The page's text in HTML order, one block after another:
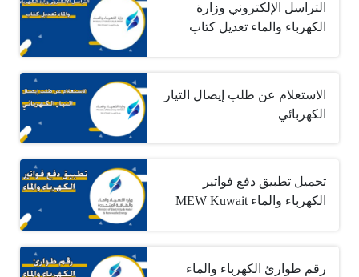
التراسل الإلكتروني وزارة
الكهرباء والماء تعديل كتاب
الاستعلام عن طلب إيصال التيار
الكهربائي
تحميل تطبيق دفع فواتير
الكهرباء والماء MEW Kuwait
رقم طوارئ الكهرباء والماء